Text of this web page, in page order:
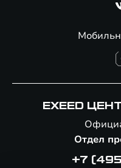
EXEED
Отдел
+7